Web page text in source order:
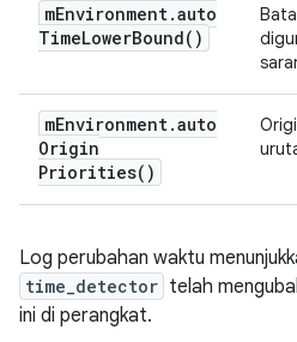
mEnvironment.auto
TimeLowerBound( )
mEnvironment.auto
Origin
Priorities( )
Log perubahan waktu
time_detector telah
ini di perangkat.